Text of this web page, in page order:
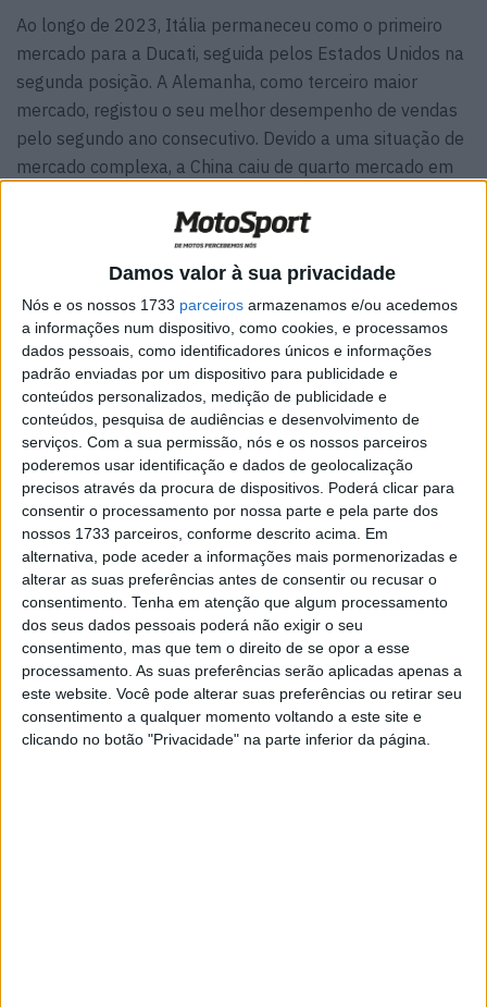
Damos valor à sua privacidade
Nós e os nossos 1733 parceiros armazenamos e/ou acedemos
a informações num dispositivo, como cookies, e processamos
dados pessoais, como identificadores únicos e informações
padrão enviadas por um dispositivo para publicidade e
conteúdos personalizados, medição de publicidade e
conteúdos, pesquisa de audiências e desenvolvimento de
serviços. Com a sua permissão, nós e os nossos parceiros
poderemos usar identificação e dados de geolocalização
precisos através da procura de dispositivos. Poderá clicar para
consentir o processamento por nossa parte e pela parte dos
nossos 1733 parceiros, conforme descrito acima. Em
alternativa, pode aceder a informações mais pormenorizadas e
alterar as suas preferências antes de consentir ou recusar o
consentimento. Tenha em atenção que algum processamento
dos seus dados pessoais poderá não exigir o seu
consentimento, mas que tem o direito de se opor a esse
processamento. As suas preferências serão aplicadas apenas a
este website. Você pode alterar suas preferências ou retirar seu
consentimento a qualquer momento voltando a este site e
clicando no botão "Privacidade" na parte inferior da página.
Ao longo de 2023, Itália permaneceu como o primeiro
mercado para a Ducati, seguida pelos Estados Unidos na
segunda posição. A Alemanha, como terceiro maior
mercado, registou o seu melhor desempenho de vendas
pelo segundo ano consecutivo. Devido a uma situação de
mercado complexa, a China caiu de quarto mercado em
“Na Ducati adoramos criar motos de alta qualidade,
sofisticadas e tecnologicamente avançadas com design
diferenciado para todos aqueles que desejam um produto
exclusivo e de prestígio e entrar na família Ducati”,
declarou Francesco Milicia, vice-presidente global de
vendas e pós-vendas da Ducati.
“Ao longo de 2023, a
gama de produtos foi muito apreciada por entusiastas de
todo o mundo. Edições limitadas e numeradas como a
Ducati Streetfighter V4 Lamborghini esgotaram-se em
muito pouco tempo, estabelecendo-se como verdadeiros
itens de colecionador de grande valor. aconteceu com a
Ducati Diavel para Bentley e a Panigale V4 SP2 30°
Anniversario 916, apresentada no final do ano passado.”
Os modelos mais vendidos
em 2023